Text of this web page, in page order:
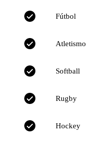
Fútbol
Atletismo
Softball
Rugby
Hockey